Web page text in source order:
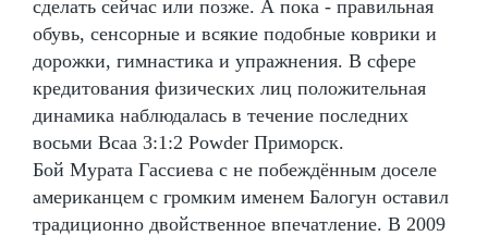
сделать сейчас или позже. А пока - правильная
обувь, сенсорные и всякие подобные коврики и
дорожки, гимнастика и упражнения. В сфере
кредитования физических лиц положительная
динамика наблюдалась в течение последних
восьми Bcaa 3:1:2 Powder Приморск.
Бой Мурата Гассиева с не побеждённым доселе
американцем с громким именем Балогун оставил
традиционно двойственное впечатление. В 2009